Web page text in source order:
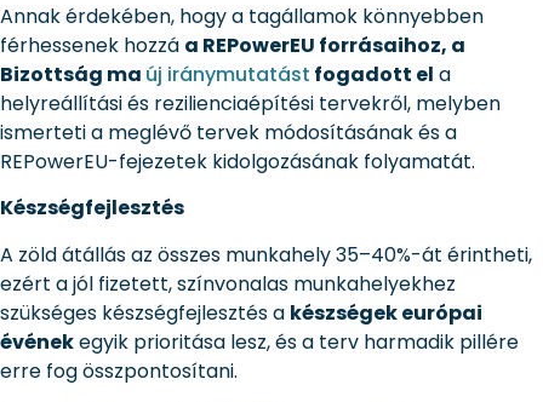
Annak érdekében, hogy a tagállamok könnyebben
férhessenek hozzá a REPowerEU forrásaihoz, a
Bizottság ma új iránymutatást fogadott el a
helyreállítási és rezilienciaépítési tervekről, melyben
ismerteti a meglévő tervek módosításának és a
REPowerEU-fejezetek kidolgozásának folyamatát.
Készségfejlesztés
A zöld átállás az összes munkahely 35–40%-át érintheti,
ezért a jól fizetett, színvonalas munkahelyekhez
szükséges készségfejlesztés a készségek európai
événekegyik prioritása lesz, és a terv harmadik pillére
erre fog összpontosítani.